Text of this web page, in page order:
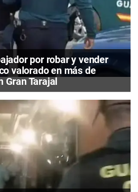
por robar y vender
valorado en más de
Gran Tarajal